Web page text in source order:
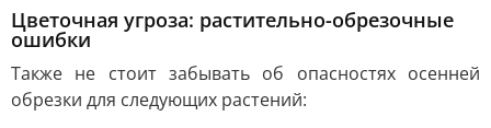
Цветочная угроза: растительно-обрезочные
ошибки
Также не стоит забывать об опасностях осенней
обрезки для следующих растений: